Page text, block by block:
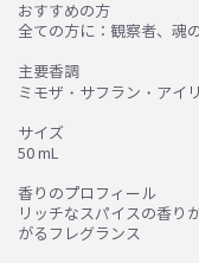
おすすめの方
全ての方に：観察者、魂
主要香調
ミモザ・サフラン・アイ
サイズ
50 mL
香りのプロフィール
リッチなスパイスの香り
がるフレグランス
お買い物